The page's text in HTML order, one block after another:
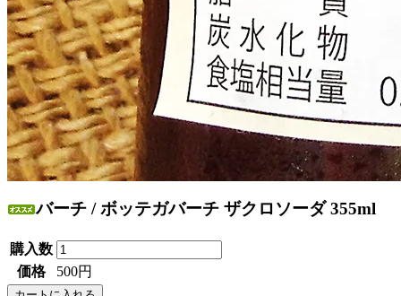
バーチ / ボッテガバーチ ザクロソーダ 355ml
購入数
価格
500円